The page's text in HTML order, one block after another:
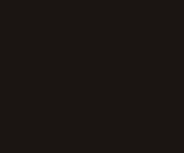
le
sprints et